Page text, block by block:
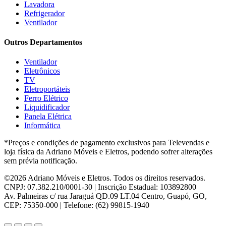
Hisense
Hot Sat
HP
JB BECHARA
Kaiki Móveis
KAMABEL
kasper
Kaza
Leifer
Lenoxx
Level(3)
LG(8)
Libell(6)
Linea brasil
Lopas(2)
Lukaliam(8)
Madetec(7)
Lavadora
Refrigerador
Ventilador
Outros Departamentos
Ventilador
Eletrônicos
TV
Eletroportáteis
Ferro Elétrico
Liquidificador
Panela Elétrica
Informática
*Preços e condições de pagamento exclusivos para Televendas e
loja física da Adriano Móveis e Eletros, podendo sofrer alterações
sem prévia notificação.
©2026 Adriano Móveis e Eletros. Todos os direitos reservados.
CNPJ: 07.382.210/0001-30 | Inscrição Estadual: 103892800
Av. Palmeiras c/ rua Jaraguá QD.09 LT.04 Centro, Guapó, GO,
CEP: 75350-000 | Telefone: (62) 99815-1940